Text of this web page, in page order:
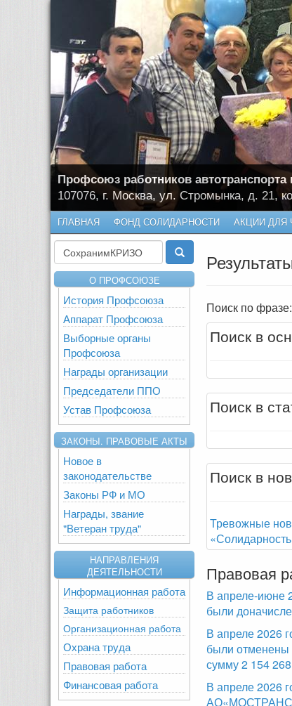
Профсоюз работников
107076, г. Москва, ул. Стромынка, д. 21,
ГЛАВНАЯ ФОНД СОЛИДАРНОСТИ АКЦИИ ДЛЯ
О ПРОФСОЮЗЕ
История Профсоюза
Аппарат Профсоюза
Выборные органы
Профсоюза
Награды организации
Председатели ППО
Устав Профсоюза
ЗАКОНЫ. ПРАВОВЫЕ АКТЫ
Новое в
законодательстве
Законы РФ и МО
Награды, звание
"Ветеран труда"
НАПРАВЛЕНИЯ
ДЕЯТЕЛЬНОСТИ
Информационная работа
Защита работников
Организационная работа
Охрана труда
Правовая работа
Финансовая работа
Поиск по фразе:
Поиск в
Поиск в
Поиск в
Тревожные
Правовая
В апреле-июне
были
В апреле 2026
были отменены
сумму 2 154
В апреле 2026